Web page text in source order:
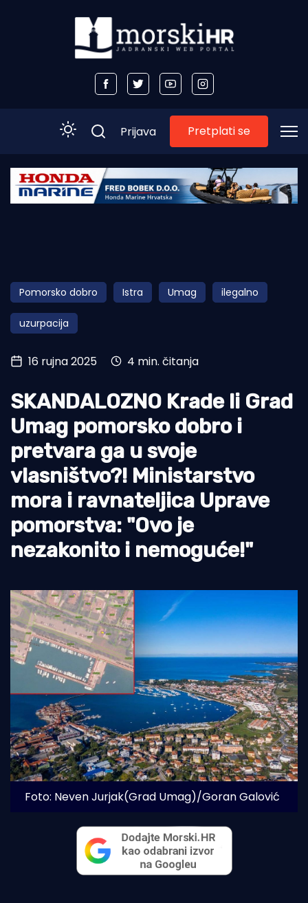
Početna
Obala
Otoci
Turizam i nautika
Pomorstvo
Ekologija
Tradicija i kultura
Prijava Pretplati se
Pomorsko dobro Istra Umag ilegalno
uzurpacija
16 rujna 2025 4 min. čitanja
SKANDALOZNO Krade li Grad
Umag pomorsko dobro i
pretvara ga u svoje
vlasništvo?! Ministarstvo
mora i ravnateljica Uprave
pomorstva: "Ovo je
nezakonito i nemoguće!"
Foto: Neven Jurjak(Grad Umag)/Goran Galović